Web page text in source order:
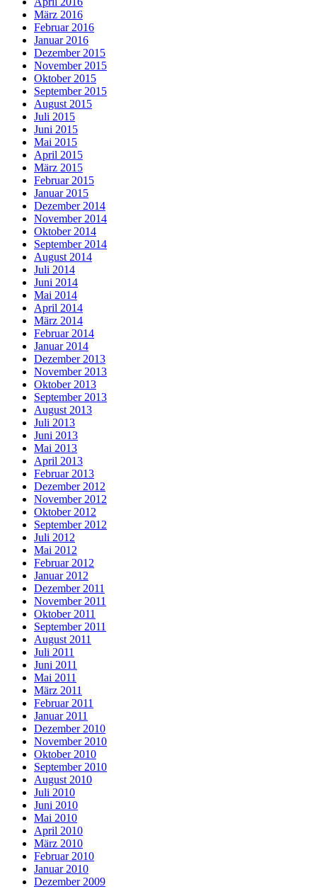
März 2016
Februar 2016
Januar 2016
Dezember 2015
November 2015
Oktober 2015
September 2015
August 2015
Juli 2015
Juni 2015
Mai 2015
April 2015
März 2015
Februar 2015
Januar 2015
Dezember 2014
November 2014
Oktober 2014
September 2014
August 2014
Juli 2014
Juni 2014
Mai 2014
April 2014
März 2014
Februar 2014
Januar 2014
Dezember 2013
November 2013
Oktober 2013
September 2013
August 2013
Juli 2013
Juni 2013
Mai 2013
April 2013
Februar 2013
Dezember 2012
November 2012
Oktober 2012
September 2012
Juli 2012
Mai 2012
Februar 2012
Januar 2012
Dezember 2011
November 2011
Oktober 2011
September 2011
August 2011
Juli 2011
Juni 2011
Mai 2011
März 2011
Februar 2011
Januar 2011
Dezember 2010
November 2010
Oktober 2010
September 2010
August 2010
Juli 2010
Juni 2010
Mai 2010
April 2010
März 2010
Februar 2010
Januar 2010
Dezember 2009